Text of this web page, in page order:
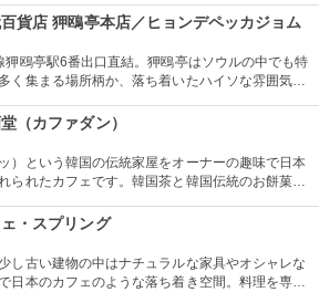
人気。「夜、混みすぎて行けなかった」と残念な
は、早朝、朝ごはんを食べに行くのも良いでしょ
貨店 狎鴎亭本店／ヒョンデペッカジョム
狎鴎亭駅6番出口直結。狎鴎亭はソウルの中でも特
く集まる場所柄か、落ち着いたハイソな雰囲気が
中のスイーツも充実しています。
（カファダン）
）という韓国の伝統家屋をオーナーの趣味で日本
られたカフェです。韓国茶と韓国伝統のお餅菓子
できます。外観、家屋、中庭、どこをとってもス
す。
・スプリング
し古い建物の中はナチュラルな家具やオシャレな
日本のカフェのような落ち着き空間。料理を専門